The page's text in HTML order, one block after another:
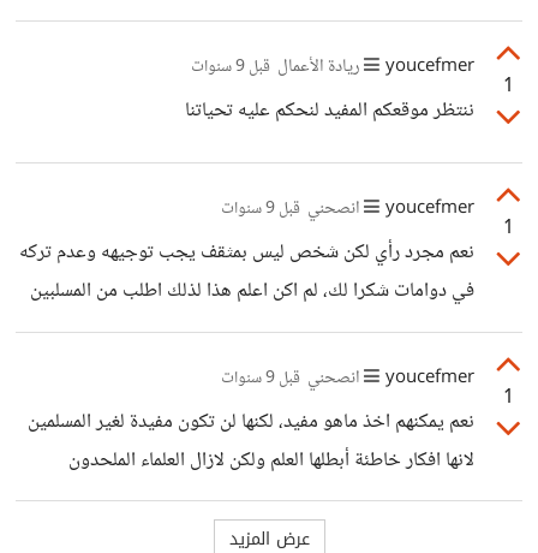
الان ثقيللة ومحدودة تحيتي لك
1
youcefmer ريادة الأعمال قبل 9 سنوات
ننتظر موقعكم المفيد لنحكم عليه تحياتنا
1
youcefmer انصحني قبل 9 سنوات
نعم مجرد رأي لكن شخص ليس بمثقف يجب توجيهه وعدم تركه
في دوامات شكرا لك، لم اكن اعلم هذا لذلك اطلب من المسلبين
الا يقوم بذلك هذه المرة
1
youcefmer انصحني قبل 9 سنوات
نعم يمكنهم اخذ ماهو مفيد، لكنها لن تكون مفيدة لغير المسلمين
لانها افكار خاطئة أبطلها العلم ولكن لازال العلماء الملحدون
يحاولون اثباتها، اضافة الى نشرهم سلبيات اشياء ضرورية في
الحياة..... ممكن صديقي تقوم باضافة نقطة ايجابية لكل